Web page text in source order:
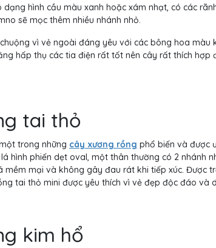
dạng hình cầu màu xanh hoặc xám nhạt, có các
sẽ mọc thêm nhiều nhánh nhỏ.
vì vẻ ngoài đáng yêu với các bông hoa màu
hấp thụ các tia điện rất tốt nên cây rất thích hợp
tai thỏ
trong những cây xương rồng phổ biến và được
hình phiến dẹt oval, một thân thường có 2 nhánh
mềm mại và không gây đau rát khi tiếp xúc. Được
tai thỏ mini được yêu thích vì vẻ đẹp độc đáo và
kim hổ